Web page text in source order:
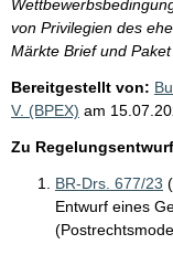
von Privilegien des
Märkte Brief und Paket
Bereitgestellt von:
V. (BPEX) am
Zu
BR-Drs. 677/23 (
Entwurf eines